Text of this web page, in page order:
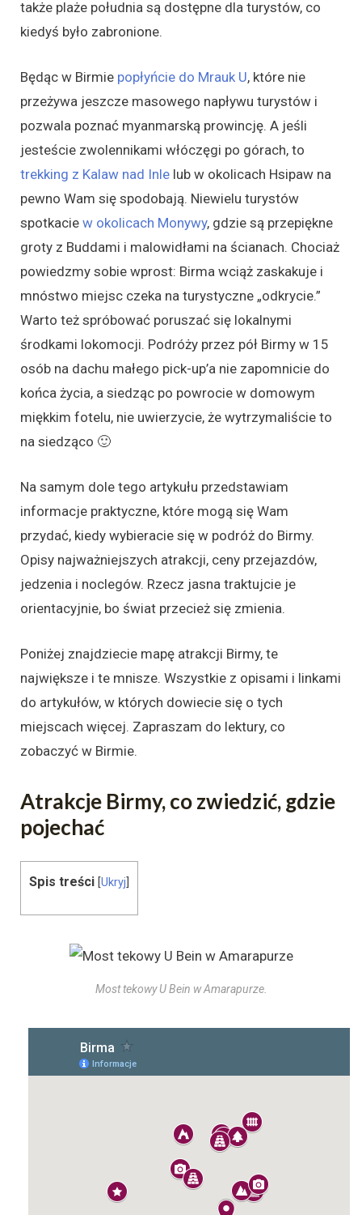
także plaże południa są dostępne dla turystów, co
kiedyś było zabronione.
Będąc w Birmie popłyńcie do Mrauk U, które nie
przeżywa jeszcze masowego napływu turystów i
pozwala poznać myanmarską prowincję. A jeśli
jesteście zwolennikami włóczęgi po górach, to
trekking z Kalaw nad Inle lub w okolicach Hsipaw na
pewno Wam się spodobają. Niewielu turystów
spotkacie w okolicach Monywy, gdzie są przepiękne
groty z Buddami i malowidłami na ścianach. Chociaż
powiedzmy sobie wprost: Birma wciąż zaskakuje i
mnóstwo miejsc czeka na turystyczne „odkrycie.”
Warto też spróbować poruszać się lokalnymi
środkami lokomocji. Podróży przez pół Birmy w 15
osób na dachu małego pick-up’a nie zapomnicie do
końca życia, a siedząc po powrocie w domowym
miękkim fotelu, nie uwierzycie, że wytrzymaliście to
na siedząco 🙂
Na samym dole tego artykułu przedstawiam
informacje praktyczne, które mogą się Wam
przydać, kiedy wybieracie się w podróż do Birmy.
Opisy najważniejszych atrakcji, ceny przejazdów,
jedzenia i noclegów. Rzecz jasna traktujcie je
orientacyjnie, bo świat przecież się zmienia.
Poniżej znajdziecie mapę atrakcji Birmy, te
największe i te mnisze. Wszystkie z opisami i linkami
do artykułów, w których dowiecie się o tych
miejscach więcej. Zapraszam do lektury, co
zobaczyć w Birmie.
Atrakcje Birmy, co zwiedzić, gdzie
pojechać
Spis treści [Ukryj
Most tekowy U Bein w Amarapurze.